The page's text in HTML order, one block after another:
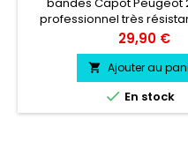
professionnel très
l'eau, essence,
Prix
29,90 €
 Ajouter au
 En stock